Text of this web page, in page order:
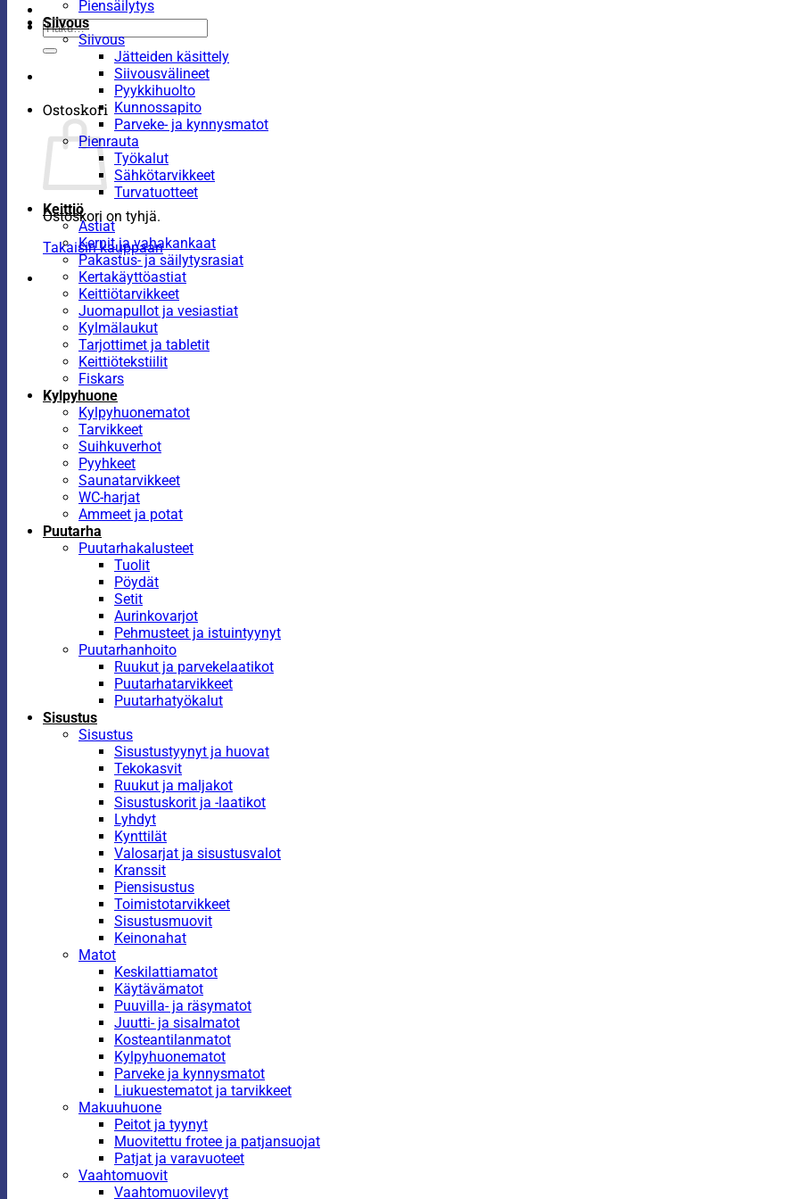
Etsi:
Ostoskori
Ostoskori on tyhjä.
Takaisin kauppaan
Piensäilytys
Siivous
Siivous
Jätteiden käsittely
Siivousvälineet
Pyykkihuolto
Kunnossapito
Parveke- ja kynnysmatot
Pienrauta
Työkalut
Sähkötarvikkeet
Turvatuotteet
Keittiö
Astiat
Kernit ja vahakankaat
Pakastus- ja säilytysrasiat
Kertakäyttöastiat
Keittiötarvikkeet
Juomapullot ja vesiastiat
Kylmälaukut
Tarjottimet ja tabletit
Keittiötekstiilit
Fiskars
Kylpyhuone
Kylpyhuonematot
Tarvikkeet
Suihkuverhot
Pyyhkeet
Saunatarvikkeet
WC-harjat
Ammeet ja potat
Puutarha
Puutarhakalusteet
Tuolit
Pöydät
Setit
Aurinkovarjot
Pehmusteet ja istuintyynyt
Puutarhanhoito
Ruukut ja parvekelaatikot
Puutarhatarvikkeet
Puutarhatyökalut
Sisustus
Sisustus
Sisustustyynyt ja huovat
Tekokasvit
Ruukut ja maljakot
Sisustuskorit ja -laatikot
Lyhdyt
Kynttilät
Valosarjat ja sisustusvalot
Kranssit
Piensisustus
Toimistotarvikkeet
Sisustusmuovit
Keinonahat
Matot
Keskilattiamatot
Käytävämatot
Puuvilla- ja räsymatot
Juutti- ja sisalmatot
Kosteantilanmatot
Kylpyhuonematot
Parveke ja kynnysmatot
Liukuestematot ja tarvikkeet
Makuuhuone
Peitot ja tyynyt
Muovitettu frotee ja patjansuojat
Patjat ja varavuoteet
Vaahtomuovit
Vaahtomuovilevyt